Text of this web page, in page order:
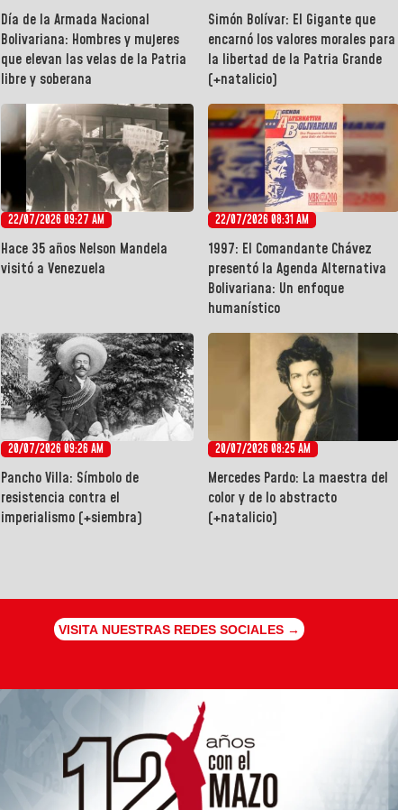
Día de la Armada Nacional
Bolivariana: Hombres y mujeres
que elevan las velas de la Patria
libre y soberana
Simón Bolívar: El Gigante que
encarnó los valores morales para
la libertad de la Patria Grande
(+natalicio)
22/07/2026 09:27 AM
Hace 35 años Nelson Mandela
visitó a Venezuela
22/07/2026 08:31 AM
1997: El Comandante Chávez
presentó la Agenda Alternativa
Bolivariana: Un enfoque
humanístico
20/07/2026 09:26 AM
Pancho Villa: Símbolo de
resistencia contra el
imperialismo (+siembra)
20/07/2026 08:25 AM
Mercedes Pardo: La maestra del
color y de lo abstracto
(+natalicio)
VISITA NUESTRAS REDES SOCIALES →